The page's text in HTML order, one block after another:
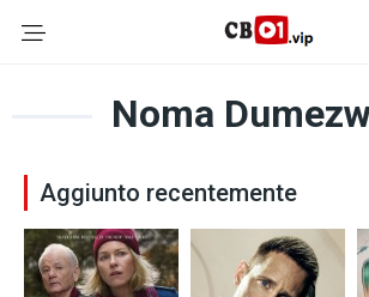
Noma
Aggiunto recentemente